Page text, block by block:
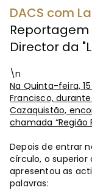
DACS com
Reportagem
Director da
\n
Na Quinta-feira,
Francisco,
Cazaquistão,
chamada “Região
Depois de entrar
círculo, o superior
apresentou as
palavras: